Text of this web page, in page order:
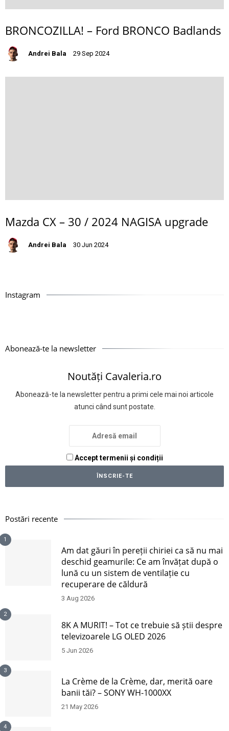
BRONCOZILLA! – Ford BRONCO Badlands
Andrei Bala 29 Sep 2024
Mazda CX – 30 / 2024 NAGISA upgrade
Andrei Bala 30 Jun 2024
Instagram
Abonează-te la newsletter
Noutăți Cavaleria.ro
Abonează-te la newsletter pentru a primi cele mai noi articole
atunci când sunt postate.
Accept termenii și condiții
Postări recente
1
Am dat găuri în pereții chiriei ca să nu mai
deschid geamurile: Ce am învățat după o
lună cu un sistem de ventilație cu
recuperare de căldură
3 Aug 2026
2
8K A MURIT! – Tot ce trebuie să știi despre
televizoarele LG OLED 2026
5 Jun 2026
3
La Crème de la Crème, dar, merită oare
banii tăi? – SONY WH-1000XX
21 May 2026
4